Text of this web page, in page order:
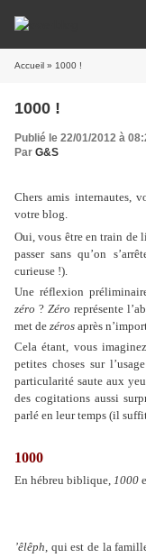
Accueil » 1000 !
1000 !
Publié le 22/01/2012 à
Par G&S
Chers amis internautes,
votre blog.
Oui, vous être en train de
passer sans qu’on
curieuse !).
Une réflexion
zéro ? Zéro représente
met de zéros après
Cela étant, vous
petites choses sur
particularité saute aux
des cogitations aussi
parlé en leur temps (il
1000
En hébreu biblique, 1000
’êlêph, qui est de la